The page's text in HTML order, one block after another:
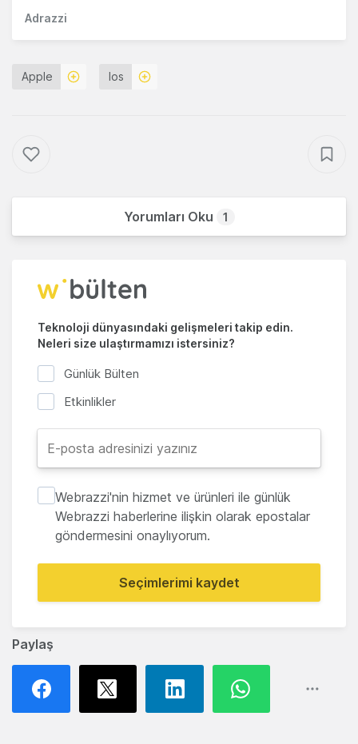
Paylaş
Adrazzi
Apple Ios
Yorumları Oku 1
Teknoloji dünyasındaki gelişmeleri takip edin.
Neleri size ulaştırmamızı istersiniz?
Günlük Bülten
Etkinlikler
Webrazzi'nin hizmet ve ürünleri ile günlük
Webrazzi haberlerine ilişkin olarak epostalar
göndermesini onaylıyorum.
Seçimlerimi kaydet